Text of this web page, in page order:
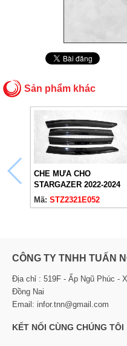
Sản phẩm khác
CHE MƯA CHO
STARGAZER 2022-2024
ĐEN KHÔNG CHỮ
Mã: STZ2321E052
CÔNG TY TNHH TUẤN
Địa chỉ : 519F - Ấp Ngũ Phúc -
Đồng Nai
Email: infor.tnn@gmail.com
KẾT NỐI CÙNG CHÚNG TÔI